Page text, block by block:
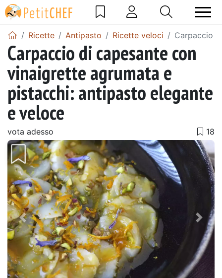
Ricette Antipasto Ricette veloci Carpaccio
Carpaccio di capesante con
vinaigrette agrumata e
pistacchi: antipasto elegante
e veloce
vota adesso
Precedente